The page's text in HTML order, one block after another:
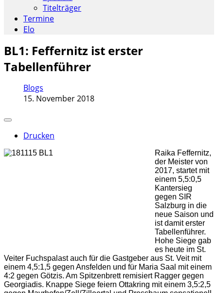
Titelträger
Termine
Elo
BL1: Feffernitz ist erster
Tabellenführer
Blogs
15. November 2018
Drucken
Raika Feffernitz,
der Meister von
2017, startet mit
einem 5,5:0,5
Kantersieg
gegen SIR
Salzburg in die
neue Saison und
ist damit erster
Tabellenführer.
Hohe Siege gab
es heute im St.
Veiter Fuchspalast auch für die Gastgeber aus St. Veit mit
einem 4,5:1,5 gegen Ansfelden und für Maria Saal mit einem
4:2 gegen Götzis. Am Spitzenbrett remisiert Ragger gegen
Georgiadis. Knappe Siege feiern Ottakring mit einem 3,5:2,5